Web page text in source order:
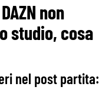
non
studio, cosa
nel post partita: